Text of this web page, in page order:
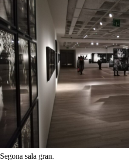
Segona sala gran.